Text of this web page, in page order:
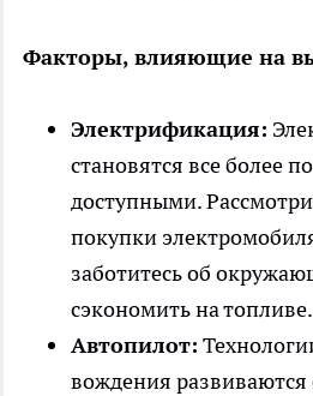
Факторы, влияющие на
Электрификация:
становятся все более
доступными.
покупки
заботитесь об
сэкономить на топливе.
Автопилот:
вождения